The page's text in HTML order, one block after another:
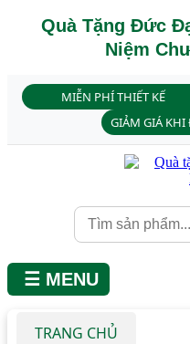
Quà Tặng Đức
Niệm
MIỄN PHÍ THIẾT KẾ
GIẢM GIÁ KHI
☰ MENU
TRANG CHỦ